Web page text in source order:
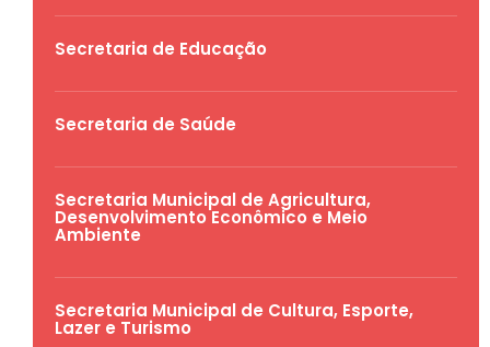
Secretaria de Educação
Secretaria de Saúde
Secretaria Municipal de Agricultura,
Desenvolvimento Econômico e Meio
Ambiente
Secretaria Municipal de Cultura, Esporte,
Lazer e Turismo